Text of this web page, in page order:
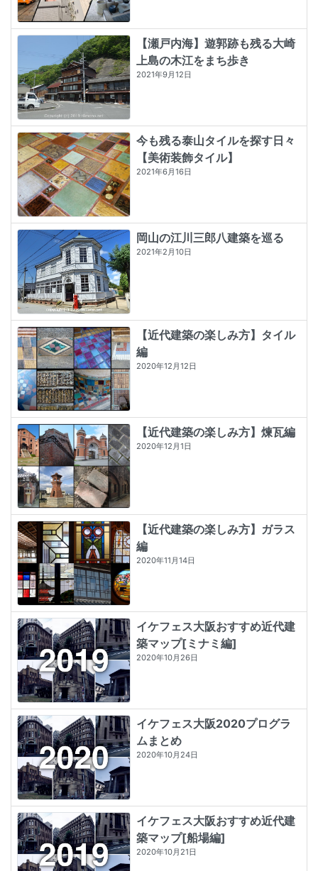
【瀬戸内海】遊郭跡も残る大崎
上島の木江をまち歩き
2021年9月12日
今も残る泰山タイルを探す日々
【美術装飾タイル】
2021年6月16日
岡山の江川三郎八建築を巡る
2021年2月10日
【近代建築の楽しみ方】タイル
編
2020年12月12日
【近代建築の楽しみ方】煉瓦編
2020年12月1日
【近代建築の楽しみ方】ガラス
編
2020年11月14日
イケフェス大阪おすすめ近代建
築マップ[ミナミ編]
2020年10月26日
イケフェス大阪2020プログラ
ムまとめ
2020年10月24日
イケフェス大阪おすすめ近代建
築マップ[船場編]
2020年10月21日